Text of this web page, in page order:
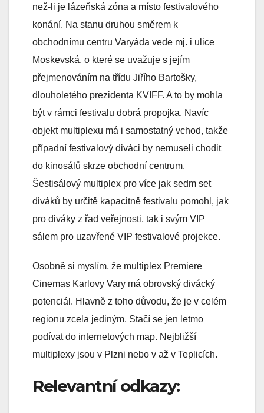
než-li je lázeňská zóna a místo festivalového
konání. Na stanu druhou směrem k
obchodnímu centru Varyáda vede mj. i ulice
Moskevská, o které se uvažuje s jejím
přejmenováním na třídu Jiřího Bartošky,
dlouholetého prezidenta KVIFF. A to by mohla
být v rámci festivalu dobrá propojka. Navíc
objekt multiplexu má i samostatný vchod, takže
případní festivalový diváci by nemuseli chodit
do kinosálů skrze obchodní centrum.
Šestisálový multiplex pro více jak sedm set
diváků by určitě kapacitně festivalu pomohl, jak
pro diváky z řad veřejnosti, tak i svým VIP
sálem pro uzavřené VIP festivalové projekce.
Osobně si myslím, že multiplex Premiere
Cinemas Karlovy Vary má obrovský divácký
potenciál. Hlavně z toho důvodu, že je v celém
regionu zcela jediným. Stačí se jen letmo
podívat do internetových map. Nejbližší
multiplexy jsou v Plzni nebo v až v Teplicích.
Relevantní odkazy: